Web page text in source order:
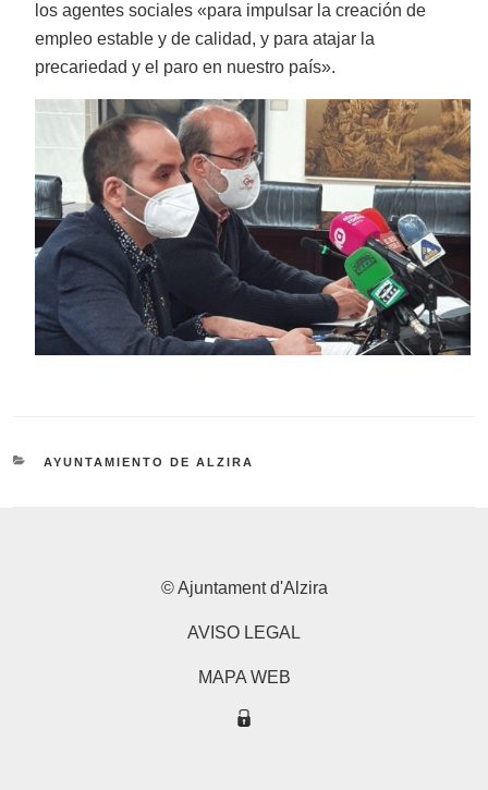
los agentes sociales «para impulsar la creación de
empleo estable y de calidad, y para atajar la
precariedad y el paro en nuestro país».
CATEGORÍAS
AYUNTAMIENTO DE ALZIRA
© Ajuntament d'Alzira
AVISO LEGAL
MAPA WEB